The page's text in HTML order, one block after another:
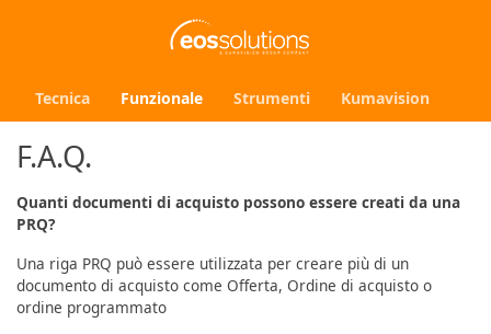
Tecnica Funzionale Strumenti Kumavision
F.A.Q.
Quanti documenti di acquisto possono essere creati da una
PRQ?
Una riga PRQ può essere utilizzata per creare più di un
documento di acquisto come Offerta, Ordine di acquisto o
ordine programmato